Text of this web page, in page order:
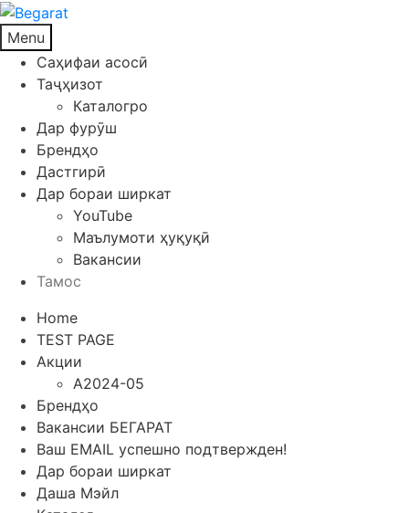
Menu
Саҳифаи асосӣ
Таҷҳизот
Каталогро
Дар фурӯш
Брендҳо
Дастгирӣ
Дар бораи ширкат
YouTube
Маълумоти ҳуқуқӣ
Вакансии
Тамос
Home
TEST PAGE
Акции
A2024-05
Брендҳо
Вакансии БЕГАРАТ
Ваш EMAIL успешно подтвержден!
Дар бораи ширкат
Даша Мэйл